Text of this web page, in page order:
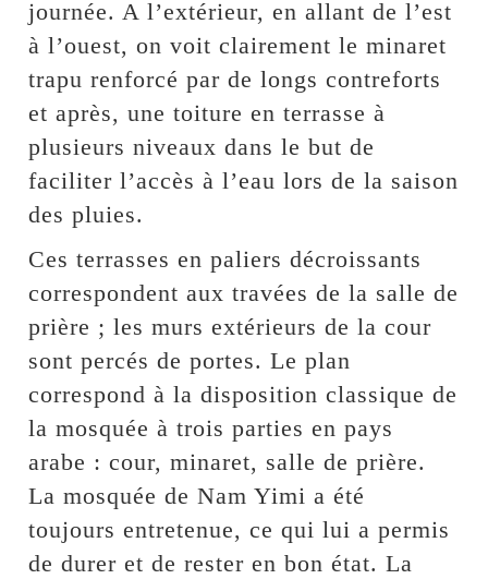
journée. A l’extérieur, en allant de l’est
à l’ouest, on voit clairement le minaret
trapu renforcé par de longs contreforts
et après, une toiture en terrasse à
plusieurs niveaux dans le but de
faciliter l’accès à l’eau lors de la saison
des pluies.
Ces terrasses en paliers décroissants
correspondent aux travées de la salle de
prière ; les murs extérieurs de la cour
sont percés de portes. Le plan
correspond à la disposition classique de
la mosquée à trois parties en pays
arabe : cour, minaret, salle de prière.
La mosquée de Nam Yimi a été
toujours entretenue, ce qui lui a permis
de durer et de rester en bon état. La